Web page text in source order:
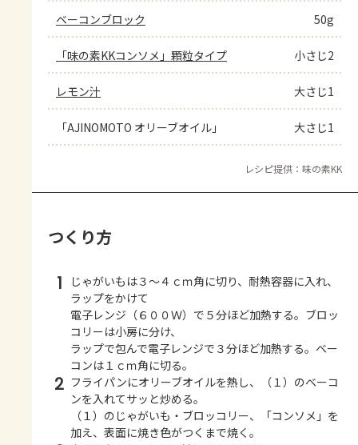
ベーコンブロック 50g
「味の素KKコンソメ」顆粒タイプ 小さじ2
レモン汁 大さじ1
「AJINOMOTO オリーブオイル」 大さじ1
レシピ提供：味の素KK
つくり方
1
じゃがいもは３～４ｃｍ角に切り、耐熱容器に入れ、
ラップをかけて
電子レンジ（６００Ｗ）で５分ほど加熱する。ブロッ
コリーは小房に分け、
ラップで包んで電子レンジで３分ほど加熱する。ベー
コンは１ｃｍ角に切る。
2 フライパンにオリーブオイルを熱し、（１）のベーコ
ンを入れてサッと炒める。
（１）のじゃがいも・ブロッコリー、「コンソメ」を
加え、表面に焼き色がつくまで焼く。